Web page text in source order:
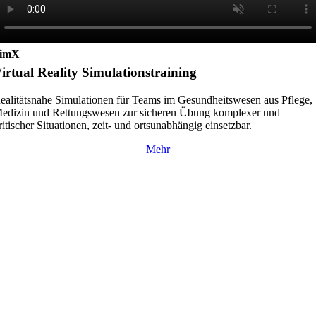
Reality Simulationstraining
Simulationen für Teams im Gesundheitswesen aus Pflege,
und Rettungswesen zur sicheren Übung komplexer und
Situationen, zeit- und ortsunabhängig einsetzbar.
Mehr